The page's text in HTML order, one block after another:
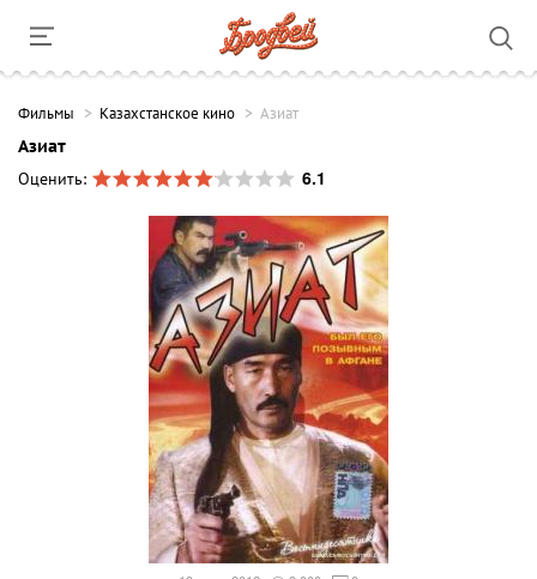
Фильмы Казахстанское кино Азиат
Азиат
Оценить:
6.1